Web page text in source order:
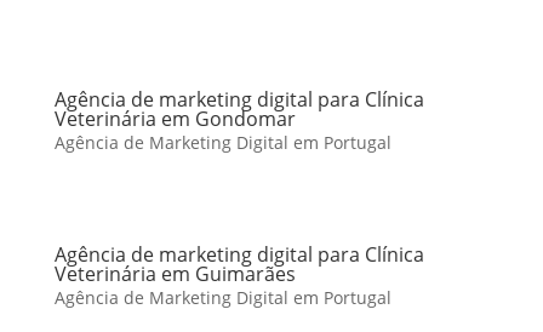
Agência de marketing digital para Clínica
Veterinária em Gondomar
Agência de Marketing Digital em Portugal
Agência de marketing digital para Clínica
Veterinária em Guimarães
Agência de Marketing Digital em Portugal